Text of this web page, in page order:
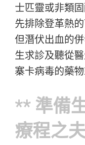
士匹靈或非類
先排除登革熱
但潛伏出血的
生求診及聽從
寨卡病毒的藥
** 準備
療程之